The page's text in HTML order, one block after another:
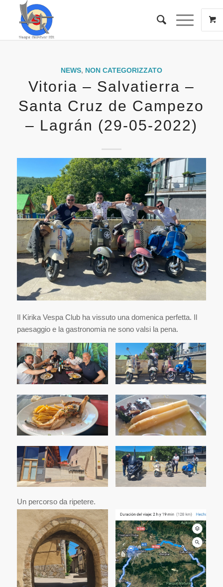
NEWS, NON CATEGORIZZATO
Vitoria – Salvatierra –
Santa Cruz de Campezo
– Lagrán (29-05-2022)
Il Kirika Vespa Club ha vissuto una domenica perfetta. Il
paesaggio e la gastronomia ne sono valsi la pena.
Un percorso da ripetere.